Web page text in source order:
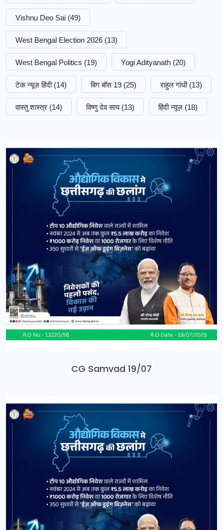
Vishnu Deo Sai (49)
West Bengal Election 2026 (13)
West Bengal Politics (19) Yogi Adityanath (20)
टेक न्यूज़ हिंदी (14) बिग बॉस 19 (25) राहुल गांधी (13)
वास्तु शास्त्र (14) विष्णु देव साय (13) हिंदी न्यूज़ (18)
CG Samvad 19/07